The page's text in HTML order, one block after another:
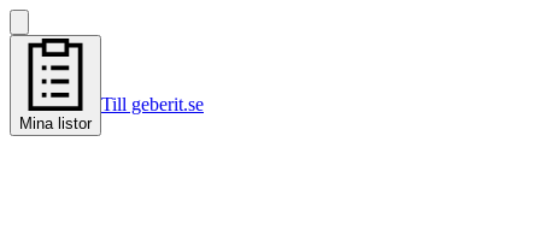
Mina listor
Till geberit.se